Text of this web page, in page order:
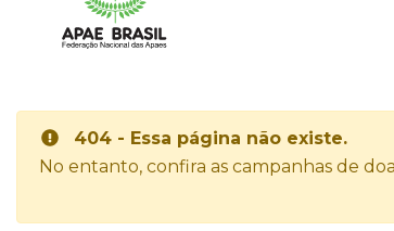
404 - Essa página não existe.
No entanto, confira as campanhas de